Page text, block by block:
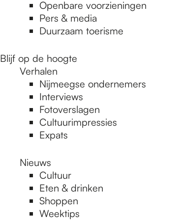
Openbare voorzieningen
Pers & media
Duurzaam toerisme
Blijf op de hoogte
Verhalen
Nijmeegse ondernemers
Interviews
Fotoverslagen
Cultuurimpressies
Expats
Nieuws
Cultuur
Eten & drinken
Shoppen
Weektips